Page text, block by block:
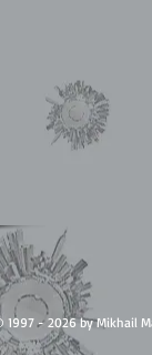
1997 - 2026 by Mikhail